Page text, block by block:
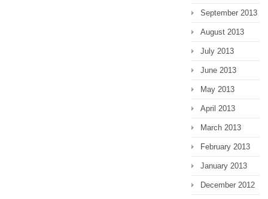
September 2013
August 2013
July 2013
June 2013
May 2013
April 2013
March 2013
February 2013
January 2013
December 2012